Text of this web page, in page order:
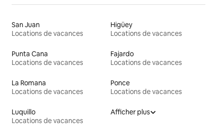
San Juan
Locations de vacances
Higüey
Locations de vacances
Punta Cana
Locations de vacances
Fajardo
Locations de vacances
La Romana
Locations de vacances
Ponce
Locations de vacances
Luquillo
Locations de vacances
Afficher plus